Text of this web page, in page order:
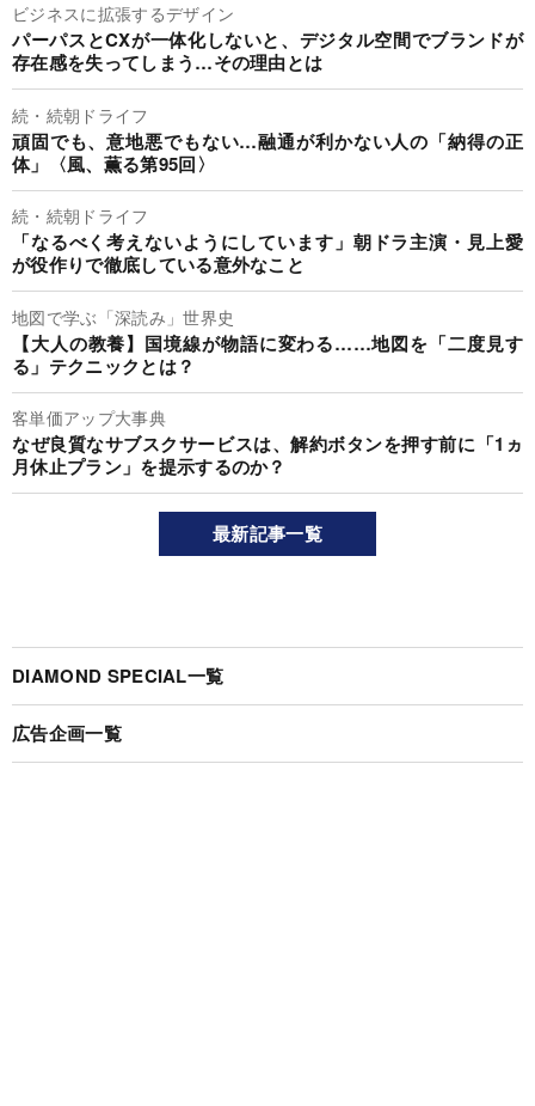
ビジネスに拡張するデザイン
パーパスとCXが一体化しないと、デジタル空間でブランドが
存在感を失ってしまう…その理由とは
続・続朝ドライフ
頑固でも、意地悪でもない…融通が利かない人の「納得の正
体」〈風、薫る第95回〉
続・続朝ドライフ
「なるべく考えないようにしています」朝ドラ主演・見上愛
が役作りで徹底している意外なこと
地図で学ぶ「深読み」世界史
【大人の教養】国境線が物語に変わる……地図を「二度見す
る」テクニックとは？
客単価アップ大事典
なぜ良質なサブスクサービスは、解約ボタンを押す前に「1ヵ
月休止プラン」を提示するのか？
最新記事一覧
DIAMOND SPECIAL一覧
広告企画一覧